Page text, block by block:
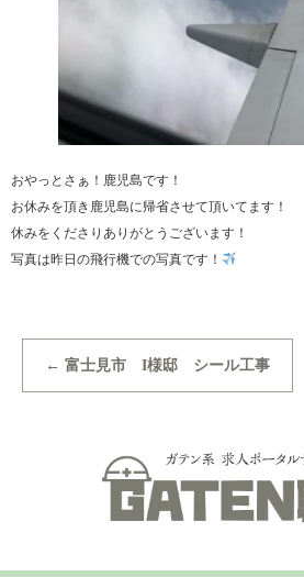
おやっとさぁ！鹿児島です！
お休みを頂き鹿児島に帰省させて頂いてます！
休みをくださりありがとうございます！
写真は昨日の飛行機での写真です！
← 富士見市 I様邸 シール工事